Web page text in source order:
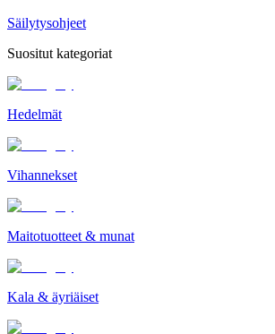
Säilytysohjeet
Suositut kategoriat
Hedelmät
Vihannekset
Maitotuotteet & munat
Kala & äyriäiset